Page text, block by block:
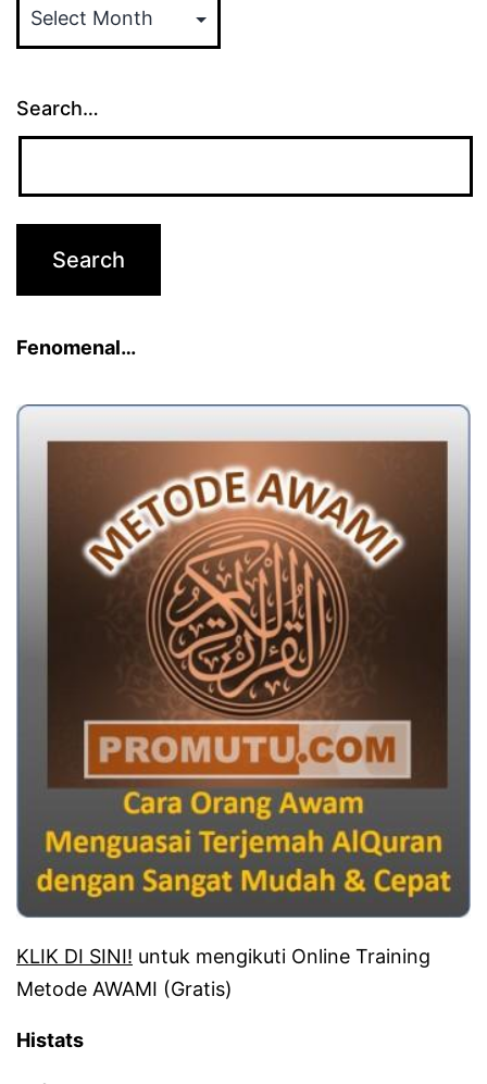
ARTIKEL
Search…
Fenomenal…
KLIK DI SINI! untuk mengikuti Online Training
Metode AWAMI (Gratis)
Histats